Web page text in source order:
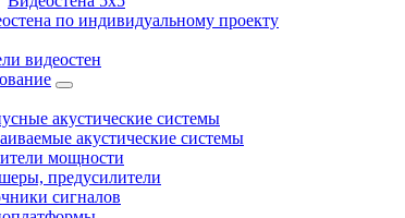
по индивидуальному проекту
видеостен
акустические системы
акустические системы
мощности
предусилители
сигналов